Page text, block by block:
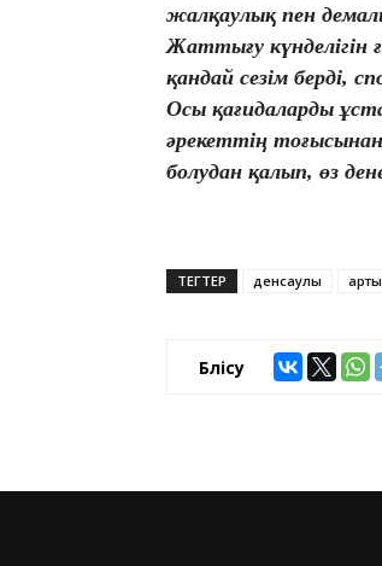
жалқаулық пен
Жаттығу күнделігін
қандай сезім берді,
Осы қағидаларды
әрекеттің
болудан қалып, өз
ТЕГТЕР денсаулық
Бөлісу